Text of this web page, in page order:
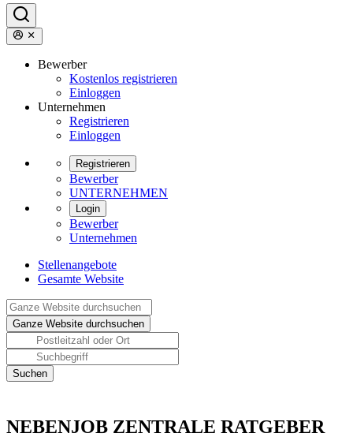
Bewerber
Kostenlos registrieren
Einloggen
Unternehmen
Registrieren
Einloggen
Registrieren
Bewerber
UNTERNEHMEN
Login
Bewerber
Unternehmen
Stellenangebote
Gesamte Website
NEBENJOB ZENTRALE RATGEBER